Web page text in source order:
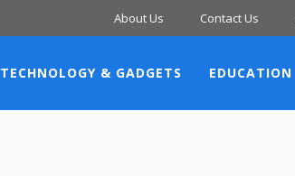
About Us Contact Us
TECHNOLOGY & GADGETS EDUCATION